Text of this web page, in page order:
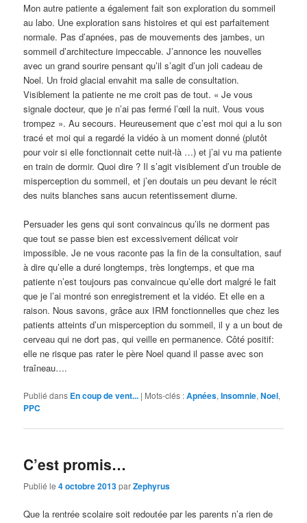
Mon autre patiente a également fait son exploration du sommeil
au labo. Une exploration sans histoires et qui est parfaitement
normale. Pas d’apnées, pas de mouvements des jambes, un
sommeil d’architecture impeccable. J’annonce les nouvelles
avec un grand sourire pensant qu’il s’agit d’un joli cadeau de
Noel. Un froid glacial envahit ma salle de consultation.
Visiblement la patiente ne me croit pas de tout. « Je vous
signale docteur, que je n’ai pas fermé l’œil la nuit. Vous vous
trompez ». Au secours. Heureusement que c’est moi qui a lu son
tracé et moi qui a regardé la vidéo à un moment donné (plutôt
pour voir si elle fonctionnait cette nuit-là …) et j’ai vu ma patiente
en train de dormir. Quoi dire ? Il s’agit visiblement d’un trouble de
misperception du sommeil, et j’en doutais un peu devant le récit
des nuits blanches sans aucun retentissement diurne.
Persuader les gens qui sont convaincus qu’ils ne dorment pas
que tout se passe bien est excessivement délicat voir
impossible. Je ne vous raconte pas la fin de la consultation, sauf
à dire qu’elle a duré longtemps, très longtemps, et que ma
patiente n’est toujours pas convaincue qu’elle dort malgré le fait
que je l’ai montré son enregistrement et la vidéo. Et elle en a
raison. Nous savons, grâce aux IRM fonctionnelles que chez les
patients atteints d’un misperception du sommeil, il y a un bout de
cerveau qui ne dort pas, qui veille en permanence. Côté positif:
elle ne risque pas rater le père Noel quand il passe avec son
traîneau….
Publié dans En coup de vent... | Mots-clés :Apnées,Insomnie,Noel,
PPC
C’est promis…
Publié le4 octobre 2013parZephyrus
Que la rentrée scolaire soit redoutée par les parents n’a rien de